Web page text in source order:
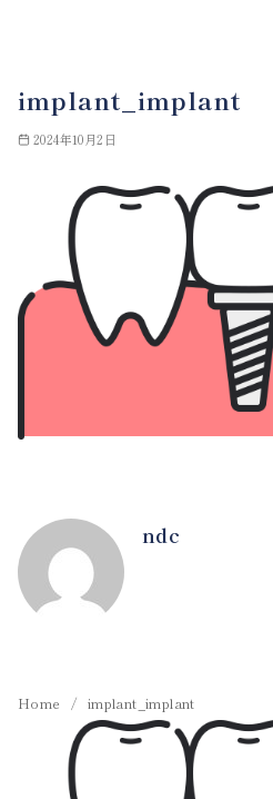
implant_implant
2024年10月2日
ndc
Home implant_implant